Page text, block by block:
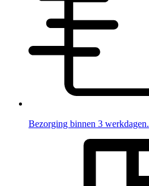
Bezorging binnen 3 werkdagen.